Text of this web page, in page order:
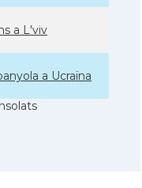
a L'viv
a Ucraïna